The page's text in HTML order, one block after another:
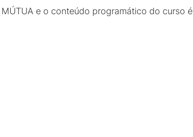
e o conteúdo programático do curso é